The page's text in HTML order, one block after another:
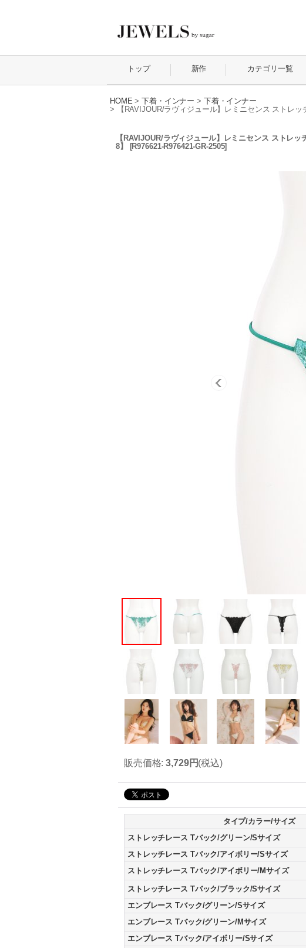
トップ 新作 カテゴリ一覧
HOME > 下着・インナー > 下着・インナー
>
【RAVIJOUR/ラヴィジュール】レミニセンス ストレ
【RAVIJOUR/ラヴィジュール】レミニセンス ストレ
8】
[R976621-R976421-GR-2505]
販売価格: 3,729円(税込)
タイプ/カラー/サイズ
ストレッチレース Tバック/グリーン/Sサイズ
ストレッチレース Tバック/アイボリー/Sサイズ
ストレッチレース Tバック/アイボリー/Mサイズ
ストレッチレース Tバック/ブラック/Sサイズ
エンブレース Tバック/グリーン/Sサイズ
エンブレース Tバック/グリーン/Mサイズ
エンブレース Tバック/アイボリー/Sサイズ